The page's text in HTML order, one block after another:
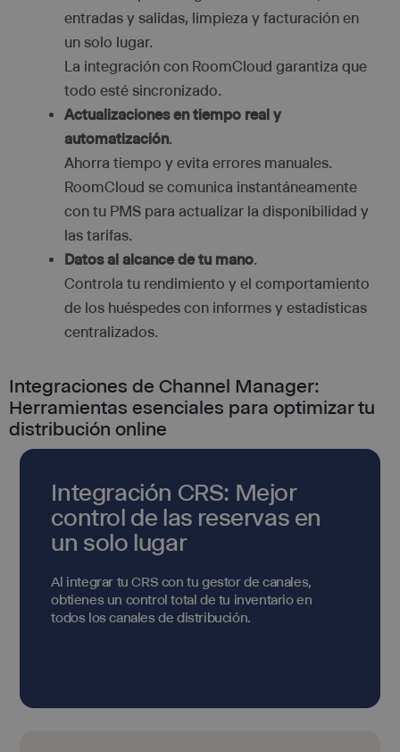
entradas y salidas, limpieza y facturación en
un solo lugar.
La integración con RoomCloud garantiza que
todo esté sincronizado.
Actualizaciones en tiempo real y
automatización.
Ahorra tiempo y evita errores manuales.
RoomCloud se comunica instantáneamente
con tu PMS para actualizar la disponibilidad y
las tarifas.
Datos al alcance de tu mano.
Controla tu rendimiento y el comportamiento
de los huéspedes con informes y estadísticas
centralizados.
Integraciones de Channel Manager:
Herramientas esenciales para optimizar tu
distribución online
Integración CRS: Mejor
control de las reservas en
un solo lugar
Al integrar tu CRS con tu gestor de canales,
obtienes un control total de tu inventario en
todos los canales de distribución.